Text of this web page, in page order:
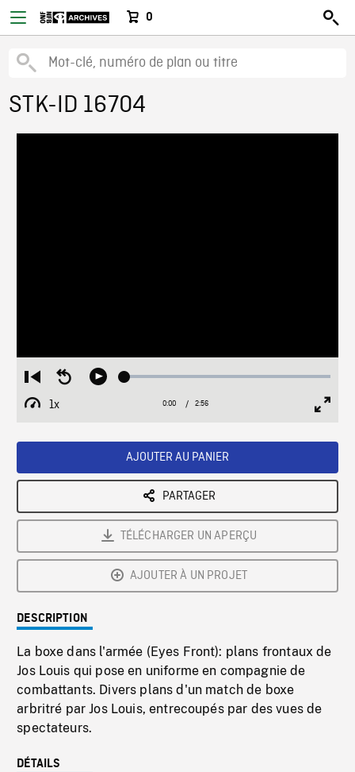
0
STK-ID 16704
Restart
from
beginning
Seek
Play Loaded:
1x
Playback
Current
0:00 / Duration
2:56
AJOUTER AU PANIER
PARTAGER
TÉLÉCHARGER UN APERÇU
AJOUTER À UN PROJET
DESCRIPTION
La boxe dans l'armée (Eyes Front): plans frontaux de
Jos Louis qui pose en uniforme en compagnie de
combattants. Divers plans d'un match de boxe
arbritré par Jos Louis, entrecoupés par des vues de
spectateurs.
DÉTAILS